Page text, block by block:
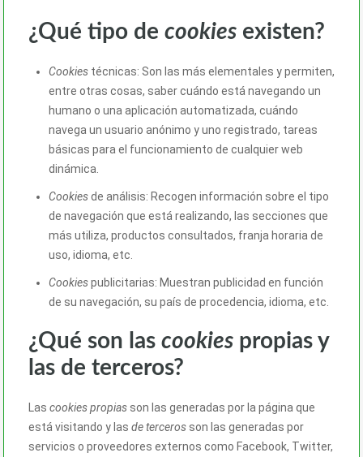
¿Qué tipo de cookies existen?
Cookies técnicas: Son las más elementales y permiten,
entre otras cosas, saber cuándo está navegando un
humano o una aplicación automatizada, cuándo
navega un usuario anónimo y uno registrado, tareas
básicas para el funcionamiento de cualquier web
dinámica.
Cookiesde análisis: Recogen información sobre el tipo
de navegación que está realizando, las secciones que
más utiliza, productos consultados, franja horaria de
uso, idioma, etc.
Cookiespublicitarias: Muestran publicidad en función
de su navegación, su país de procedencia, idioma, etc.
¿Qué son las cookies propias y
las de terceros?
Las cookies propias son las generadas por la página que
está visitando y las de terceros son las generadas por
servicios o proveedores externos como Facebook, Twitter,